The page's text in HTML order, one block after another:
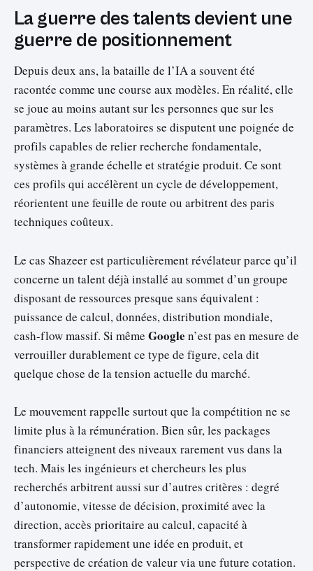
La guerre des talents devient une
guerre de positionnement
Depuis deux ans, la bataille de l’IA a souvent été
racontée comme une course aux modèles. En réalité, elle
se joue au moins autant sur les personnes que sur les
paramètres. Les laboratoires se disputent une poignée de
profils capables de relier recherche fondamentale,
systèmes à grande échelle et stratégie produit. Ce sont
ces profils qui accélèrent un cycle de développement,
réorientent une feuille de route ou arbitrent des paris
techniques coûteux.
Le cas Shazeer est particulièrement révélateur parce qu’il
concerne un talent déjà installé au sommet d’un groupe
disposant de ressources presque sans équivalent :
puissance de calcul, données, distribution mondiale,
cash-flow massif. Si même Google n’est pas en mesure de
verrouiller durablement ce type de figure, cela dit
quelque chose de la tension actuelle du marché.
Le mouvement rappelle surtout que la compétition ne se
limite plus à la rémunération. Bien sûr, les packages
financiers atteignent des niveaux rarement vus dans la
tech. Mais les ingénieurs et chercheurs les plus
recherchés arbitrent aussi sur d’autres critères : degré
d’autonomie, vitesse de décision, proximité avec la
direction, accès prioritaire au calcul, capacité à
transformer rapidement une idée en produit, et
perspective de création de valeur via une future cotation.